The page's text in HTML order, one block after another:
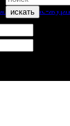
искать